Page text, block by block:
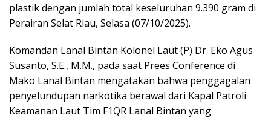
plastik dengan jumlah total keseluruhan 9.390 gram di
Perairan Selat Riau, Selasa (07/10/2025).
Komandan Lanal Bintan Kolonel Laut (P) Dr. Eko Agus
Susanto, S.E., M.M., pada saat Prees Conference di
Mako Lanal Bintan mengatakan bahwa penggagalan
penyelundupan narkotika berawal dari Kapal Patroli
Keamanan Laut Tim F1QR Lanal Bintan yang